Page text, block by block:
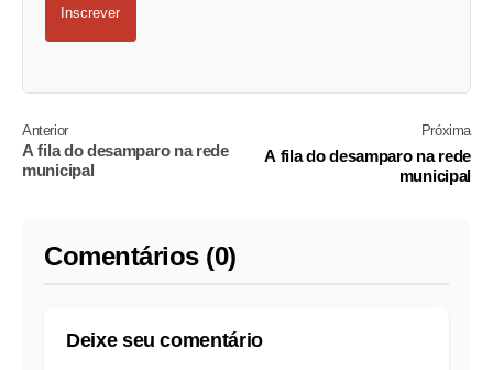
Inscrever
Anterior
A fila do desamparo na rede
municipal
Próxima
A fila do desamparo na rede
municipal
Comentários (0)
Deixe seu comentário